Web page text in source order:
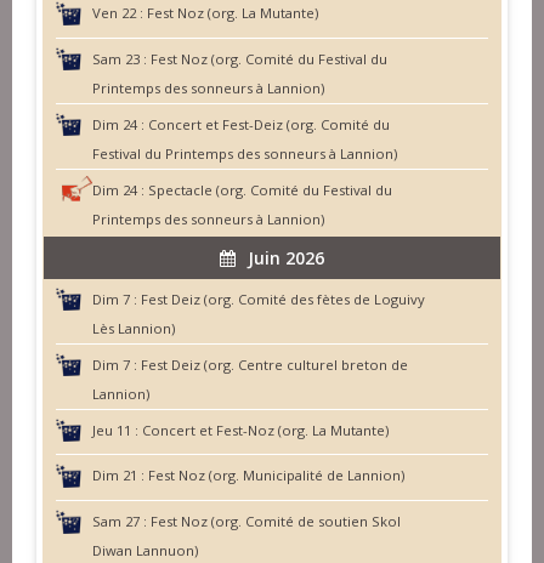
Ven 22 : Fest Noz (org. La Mutante)
Sam 23 : Fest Noz (org. Comité du Festival du
Printemps des sonneurs à Lannion)
Dim 24 : Concert et Fest-Deiz (org. Comité du
Festival du Printemps des sonneurs à Lannion)
Dim 24 : Spectacle (org. Comité du Festival du
Printemps des sonneurs à Lannion)
Juin 2026
Dim 7 : Fest Deiz (org. Comité des fètes de Loguivy
Lès Lannion)
Dim 7 : Fest Deiz (org. Centre culturel breton de
Lannion)
Jeu 11 : Concert et Fest-Noz (org. La Mutante)
Dim 21 : Fest Noz (org. Municipalité de Lannion)
Sam 27 : Fest Noz (org. Comité de soutien Skol
Diwan Lannuon)